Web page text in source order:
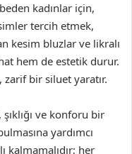
kadınlar için,
tercih etmek,
kesim bluzlar ve likralı
hem de estetik durur.
bir siluet yaratır.
ve konforu bir
yardımcı
kalmamalıdır; her